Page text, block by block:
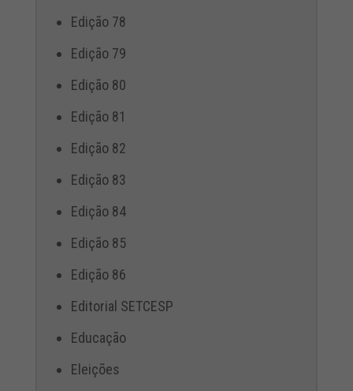
Edição 78
Edição 79
Edição 80
Edição 81
Edição 82
Edição 83
Edição 84
Edição 85
Edição 86
Editorial SETCESP
Educação
Eleições